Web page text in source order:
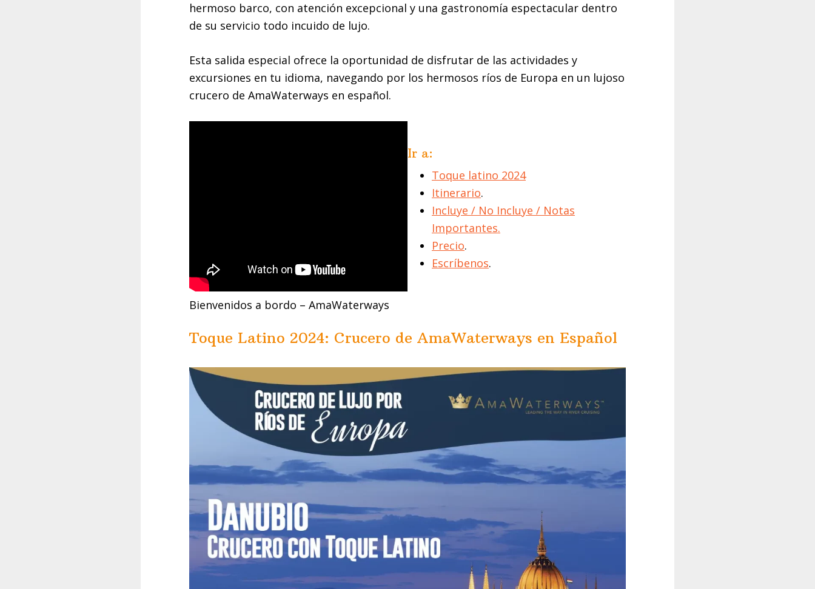
hermoso barco, con atención excepcional y una gastronomía espectacular dentro
de su servicio todo incuido de lujo.
Esta salida especial ofrece la oportunidad de disfrutar de las actividades y
excursiones en tu idioma, navegando por los hermosos ríos de Europa en un lujoso
crucero de AmaWaterways en español.
Bienvenidos a bordo – AmaWaterways
Ir a:
Toque latino 2024
Itinerario.
Incluye / No Incluye / Notas
Importantes.
Precio.
Escríbenos.
Toque Latino 2024: Crucero de AmaWaterways en Español